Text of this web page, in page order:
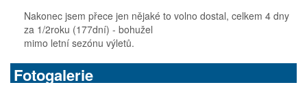
Nakonec jsem přece jen nějaké to volno dostal, celkem 4 dny
za 1/2roku (177dní) - bohužel
mimo letní sezónu výletů.
Fotogalerie